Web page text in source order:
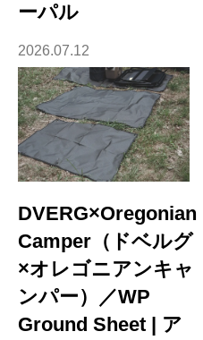
ーパル
2026.07.12
DVERG×Oregonian
Camper（ドベルグ
×オレゴニアンキャ
ンパー）／WP
Ground Sheet | ア